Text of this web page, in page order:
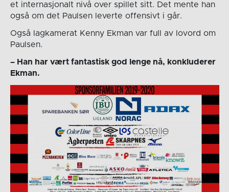
et internasjonalt nivå over spillet sitt. Det mente han
også om det Paulsen leverte offensivt i går.
Også lagkamerat Kenny Ekman var full av lovord om
Paulsen.
– Han har vært fantastisk god lenge nå, konkluderer
Ekman.